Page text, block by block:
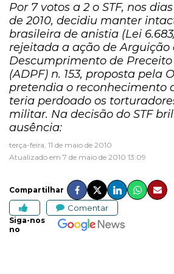
Por 7 votos a 2 o STF, nos
de 2010, decidiu manter
brasileira de anistia (Lei
rejeitada a ação de Arguição
Descumprimento de
(ADPF) n. 153, proposta pela
pretendia o reconhecimento
teria perdoado os
militar. Na decisão do STF
ausência:
terça-feira, 11 de maio de 2010
Atualizado em 7 de maio de 2010 13:09
Compartilhar
Comentar
Siga-nos
no